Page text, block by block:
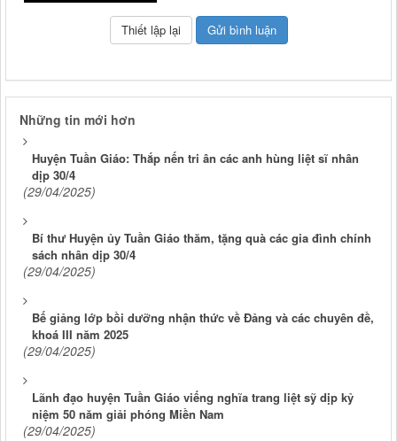
Những tin mới hơn
Huyện Tuần Giáo: Thắp nến tri ân các anh hùng liệt sĩ nhân
dịp 30/4
(29/04/2025)
Bí thư Huyện ủy Tuần Giáo thăm, tặng quà các gia đình chính
sách nhân dịp 30/4
(29/04/2025)
Bế giảng lớp bồi dưỡng nhận thức về Đảng và các chuyên đề,
khoá III năm 2025
(29/04/2025)
Lãnh đạo huyện Tuần Giáo viếng nghĩa trang liệt sỹ dịp kỷ
niệm 50 năm giải phóng Miền Nam
(29/04/2025)